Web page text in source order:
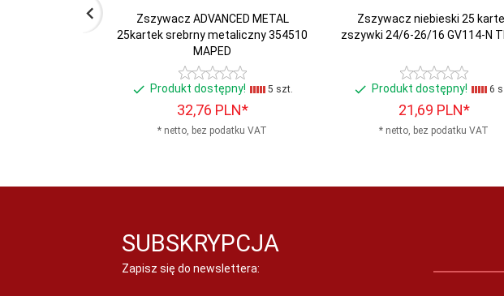
Opakowanie: 12
Rodzaj: Nożycowy
0
ładowania:
Zszywacz ADVANCED METAL
25kartek srebrny metaliczny 354510
MAPED
Produkt dostępny! 5 szt.
32,76 PLN*
* netto, bez podatku VAT
Zszywacz niebieski 25
zszywki 24/6-26/16 GV114-N
Produkt dostępny! 6
21,69 PLN*
* netto, bez podatku VAT
SUBSKRYPCJA
Zapisz się do newslettera: